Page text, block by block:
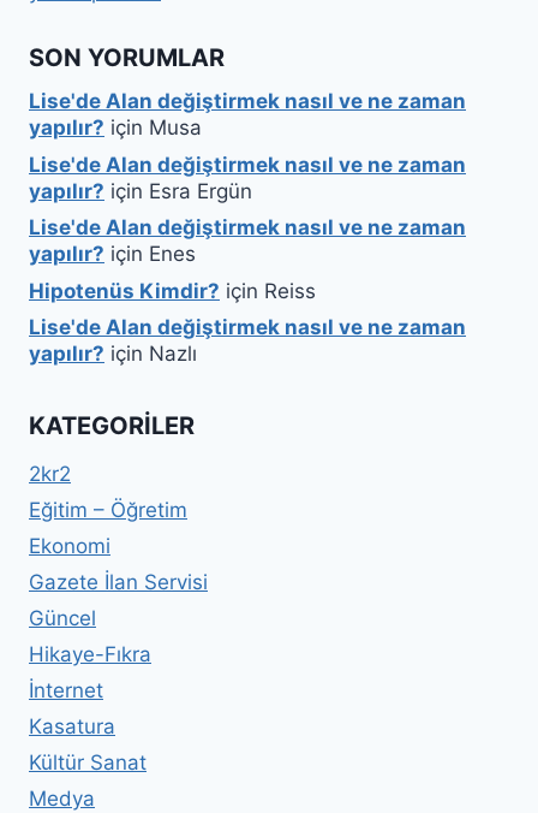
SON YORUMLAR
Lise'de Alan değiştirmek nasıl ve ne zaman
yapılır? için Musa
Lise'de Alan değiştirmek nasıl ve ne zaman
yapılır? için Esra Ergün
Lise'de Alan değiştirmek nasıl ve ne zaman
yapılır? için Enes
Hipotenüs Kimdir? için Reiss
Lise'de Alan değiştirmek nasıl ve ne zaman
yapılır? için Nazlı
KATEGORILER
2kr2
Eğitim – Öğretim
Ekonomi
Gazete İlan Servisi
Güncel
Hikaye-Fıkra
İnternet
Kasatura
Kültür Sanat
Medya